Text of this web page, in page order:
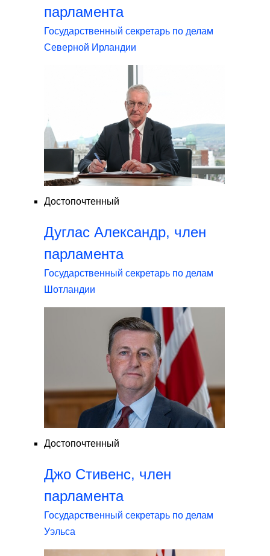
парламента
Государственный секретарь по делам
Северной Ирландии
Достопочтенный
Дуглас Александр, член
парламента
Государственный секретарь по делам
Шотландии
Достопочтенный
Джо Стивенс, член
парламента
Государственный секретарь по делам
Уэльса